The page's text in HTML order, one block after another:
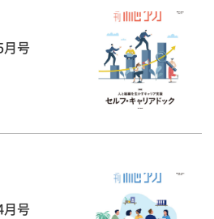
月号
月号